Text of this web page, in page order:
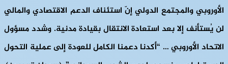
الأوروبي والمجتمع الدولي إنّ استئناف الدعم الاقتصادي والمالي
لن يُستأنف إلا بعد استعادة الانتقال بقيادة مدنية. وشدد مسؤول
الاتحاد الأوروبي … “أكدنا دعمنا الكامل للعودة إلى عملية التحول